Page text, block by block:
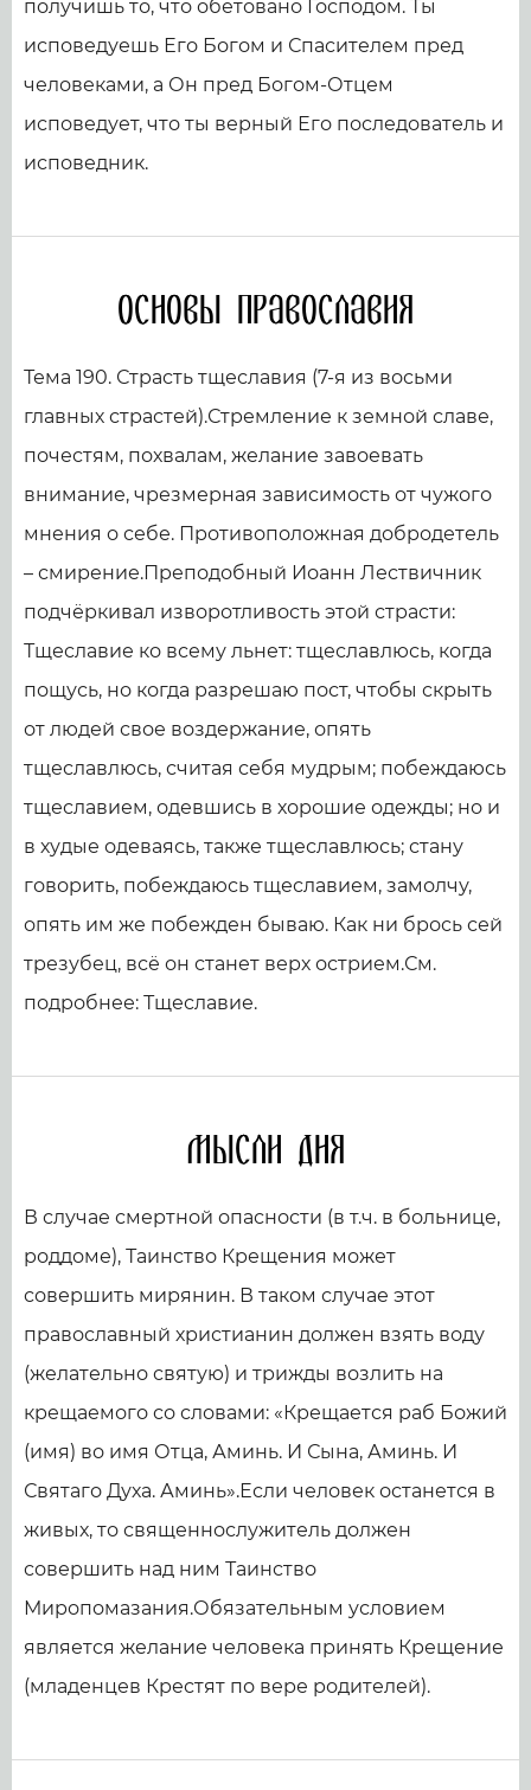
получишь то, что обетовано Господом. Ты
исповедуешь Его Богом и Спасителем пред
человеками, а Он пред Богом-Отцем
исповедует, что ты верный Его последователь и
исповедник.
Основы православия
Тема 190. Страсть тщеславия (7-я из восьми
главных страстей).Стремление к земной славе,
почестям, похвалам, желание завоевать
внимание, чрезмерная зависимость от чужого
мнения о себе. Противоположная добродетель
– смирение.Преподобный Иоанн Лествичник
подчёркивал изворотливость этой страсти:
Тщеславие ко всему льнет: тщеславлюсь, когда
пощусь, но когда разрешаю пост, чтобы скрыть
от людей свое воздержание, опять
тщеславлюсь, считая себя мудрым; побеждаюсь
тщеславием, одевшись в хорошие одежды; но и
в худые одеваясь, также тщеславлюсь; стану
говорить, побеждаюсь тщеславием, замолчу,
опять им же побежден бываю. Как ни брось сей
трезубец, всё он станет верх острием.См.
подробнее: Тщеславие.
Мысли дня
В случае смертной опасности (в т.ч. в больнице,
роддоме), Таинство Крещения может
совершить мирянин. В таком случае этот
православный христианин должен взять воду
(желательно святую) и трижды возлить на
крещаемого со словами: «Крещается раб Божий
(имя) во имя Отца, Аминь. И Сына, Аминь. И
Святаго Духа. Аминь».Если человек останется в
живых, то священнослужитель должен
совершить над ним Таинство
Миропомазания.Обязательным условием
является желание человека принять Крещение
(младенцев Крестят по вере родителей).